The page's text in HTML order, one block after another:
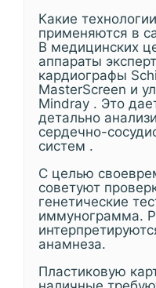
Какие
применяются в
В медицинских
аппараты
кардиографы
MasterScreen и
Mindray . Это
детально
сердечно-
систем .
С целью
советуют
генетические
иммунограмма.
анамнеза.
Пластиковую